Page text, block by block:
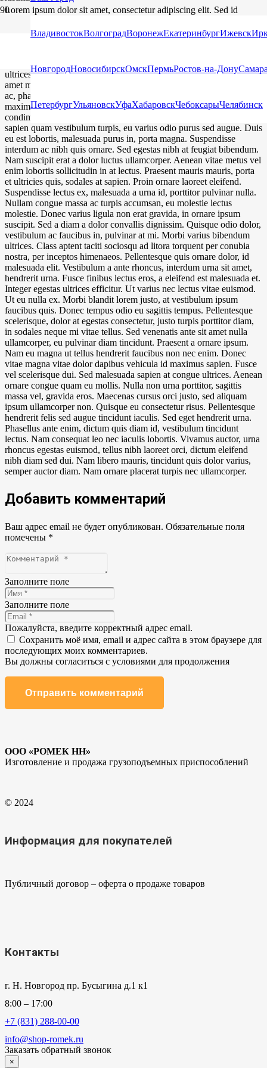
ВладивостокВолгоградВоронежЕкатеринбургИжевск
НовгородНовосибирскОмскПермьРостов-на-Дону
ПетербургУльяновскУфаХабаровскЧебоксарыЧелябинск
Lorem ipsum dolor sit amet, consectetur adipiscing elit. Sed id
aliquet felis. Donec quis blandit sem, sit amet suscipit eros. Morbi
pulvinar enim elementum. Etiam tincidunt risus vitae diam euismod
ultrices. Nulla rhoncus sagittis interdum. Aenean quis luctus velit, sit
amet molestie nisi. Fusce sit amet mi elementum, fermentum sapien
ac, pharetra est. Fusce porttitor nisl nec placerat pretium. Integer
maximus iaculis augue at facilisis. Morbi cursus vitae sapien blandit
condimentum. Vestibulum molestie, dui et volutpat bibendum,
sapien quam vestibulum turpis, eu varius odio purus sed augue. Duis
eu est lobortis, malesuada purus in, porta magna. Suspendisse
interdum ac nibh quis ornare. Sed egestas nibh at feugiat bibendum.
Nam suscipit erat a dolor luctus ullamcorper. Aenean vitae metus vel
enim lobortis sollicitudin in at lectus. Praesent mauris mauris, porta
et ultricies quis, sodales at sapien. Proin ornare laoreet eleifend.
Suspendisse lectus ex, malesuada a urna id, porttitor pulvinar nulla.
Nullam congue massa ac turpis accumsan, eu molestie lectus
molestie. Donec varius ligula non erat gravida, in ornare ipsum
suscipit. Sed a diam a dolor convallis dignissim. Quisque odio dolor,
vestibulum ac faucibus in, pulvinar at mi. Morbi varius bibendum
ultrices. Class aptent taciti sociosqu ad litora torquent per conubia
nostra, per inceptos himenaeos. Pellentesque quis ornare dolor, id
malesuada elit. Vestibulum a ante rhoncus, interdum urna sit amet,
hendrerit urna. Fusce finibus lectus eros, a eleifend est malesuada et.
Integer egestas ultrices efficitur. Ut varius nec lectus vitae euismod.
Ut eu nulla ex. Morbi blandit lorem justo, at vestibulum ipsum
faucibus quis. Donec tempus odio eu sagittis tempus. Pellentesque
scelerisque, dolor at egestas consectetur, justo turpis porttitor diam,
in sodales neque mi vitae tellus. Sed venenatis ante sit amet nulla
ullamcorper, eu pulvinar diam tincidunt. Praesent a ornare ipsum.
Nam eu magna ut tellus hendrerit faucibus non nec enim. Donec
vitae magna vitae dolor dapibus vehicula id maximus sapien. Fusce
vel scelerisque dui. Sed malesuada sapien at congue ultrices. Aenean
ornare congue quam eu mollis. Nulla non urna porttitor, sagittis
massa vel, gravida eros. Maecenas cursus orci justo, sed aliquam
ipsum ullamcorper non. Quisque eu consectetur risus. Pellentesque
hendrerit felis sed augue tincidunt iaculis. Sed eget hendrerit urna.
Phasellus ante enim, dictum quis diam id, vestibulum tincidunt
lectus. Nam consequat leo nec iaculis lobortis. Vivamus auctor, urna
rhoncus egestas euismod, tellus nibh laoreet orci, dictum eleifend
nibh diam sed dui. Nam libero mauris, tincidunt quis dolor varius,
semper auctor diam. Nam ornare placerat turpis nec ullamcorper.
Добавить комментарий
Ваш адрес email не будет опубликован. Обязательные поля
помечены *
Заполните поле
Заполните поле
Пожалуйста, введите корректный адрес email.
Сохранить моё имя, email и адрес сайта в этом браузере для
последующих моих комментариев.
Вы должны согласиться с условиями для продолжения
Отправить комментарий
ООО «РОМЕК НН»
Изготовление и продажа грузоподъемных приспособлений
© 2024
Информация для покупателей
Публичный договор – оферта о продаже товаров
Контакты
г. Н. Новгород пр. Бусыгина д.1 к1
8:00 – 17:00
+7 (831) 288-00-00
info@shop-romek.ru
Заказать обратный звонок
×